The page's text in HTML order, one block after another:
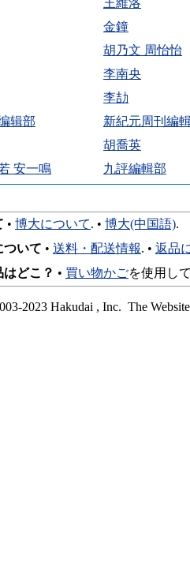
王維洛
金鐘
胡乃文 周怡怡
李南央
李劼
辑部
新紀元周刊編
胡喬英
安一鳴
九評編輯部
• 博大について. • 博大(中国語).
ついて • 送料・配送情報. • 返品
どこ？ • 買い物かごを使用し
2023 Hakudai , Inc. The